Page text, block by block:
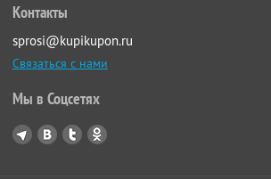
Контакты
sprosi@kupikupon.ru
Связаться с нами
Мы в Соцсетях